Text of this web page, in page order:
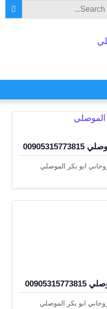
Search
ابو بكر الموصلي
ابو بكر الموصلي